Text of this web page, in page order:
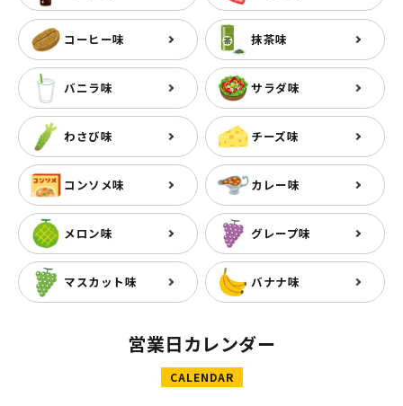
コーヒー味 抹茶味
バニラ味 サラダ味
わさび味 チーズ味
コンソメ味 カレー味
メロン味 グレープ味
マスカット味 バナナ味
営業日カレンダー
CALENDAR